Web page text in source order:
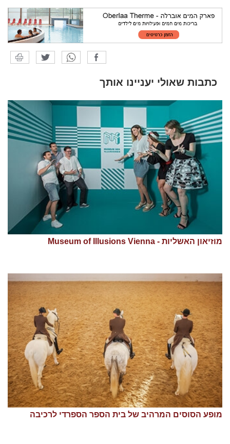
כתבות שאולי יעניינו אותך
מוזיאון האשליות - Museum of Illusions Vienna
מופע הסוסים המרהיב של בית הספר הספרדי לרכיבה